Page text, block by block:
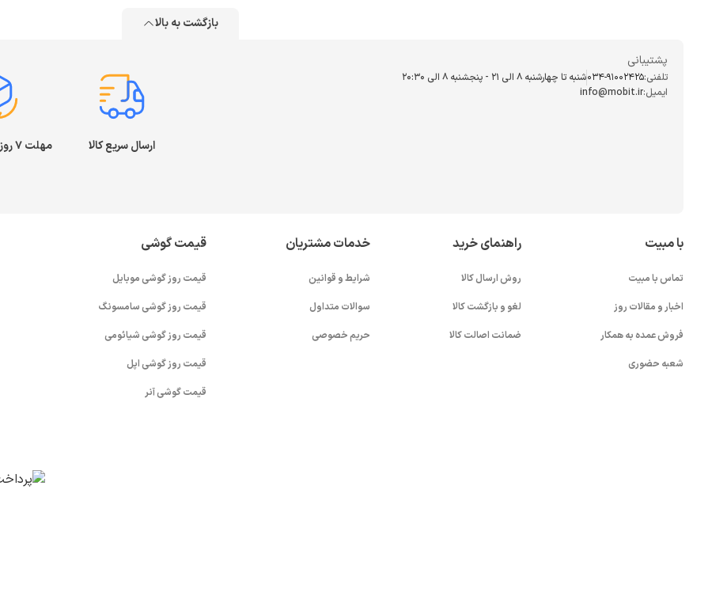
بازگشت به بالا
پشتیبانی
تلفنی:034-91002425شنبه تا چهارشنبه ۸ الی ۲۱ - پنجشنبه 8 الی ۲۰:۳۰
ایمیل:info@mobit.ir
ارسال سریع کالا مهلت ۷ روز بازگشت کالا
با مبیت
تماس با مبیت
اخبار و مقالات روز
فروش عمده به همکار
شعبه حضوری
راهنمای خرید
روش ارسال کالا
لغو و بازگشت کالا
ضمانت اصالت کالا
خدمات مشتریان
شرایط و قوانین
سوالات متداول
حریم خصوصی
قیمت گوشی
قیمت روز گوشی موبایل
قیمت روز گوشی سامسونگ
قیمت روز گوشی شیائومی
قیمت روز گوشی اپل
قیمت گوشی آنر